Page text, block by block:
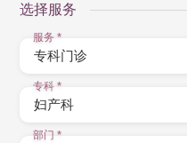
选择服务
服务*
专科*
部门*